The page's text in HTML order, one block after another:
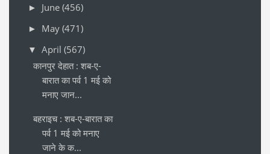
► June (456)
► May (471)
▼ April (567)
कानपुर देहात : शब-ए-
बारात का पर्व 1 मई को
मनाए जान...
बहराइच : शब-ए-बारात का
पर्व 1 मई को मनाए
जाने के क...